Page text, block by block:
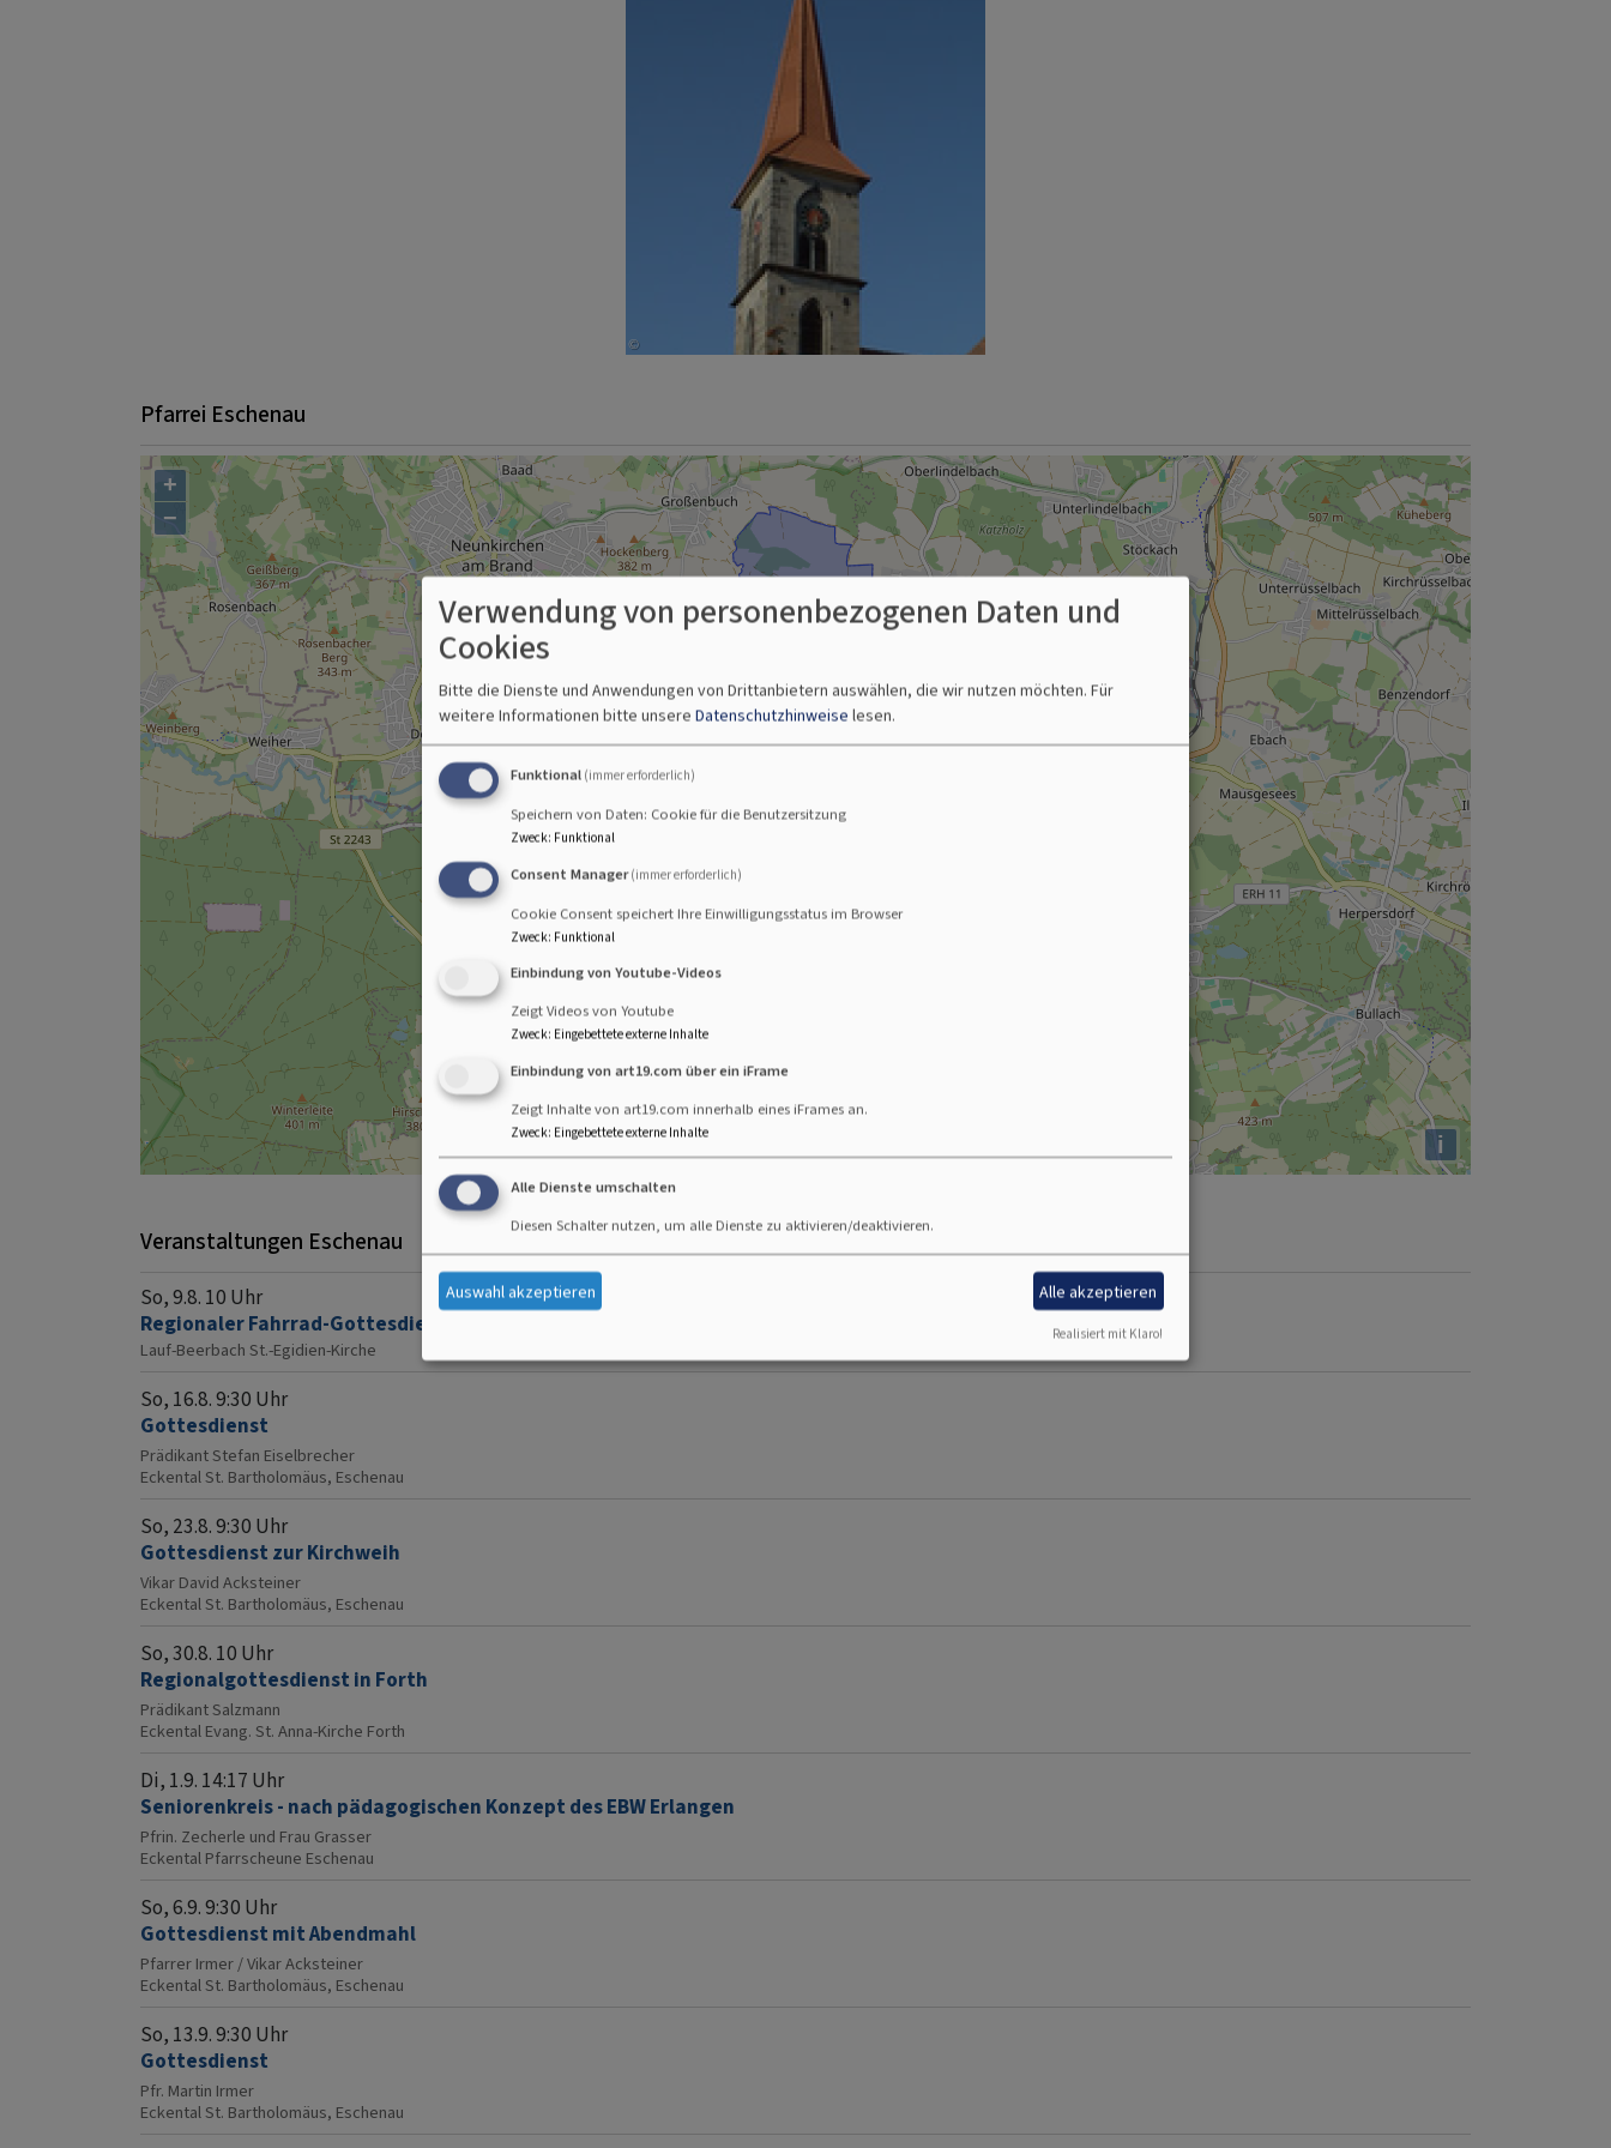
Pfarrei Eschenau
+
−
i
Veranstaltungen Eschenau
So, 9.8. 10 Uhr
Regionaler Fahrrad-Gottesdienst, anschl. Kirchenkaffee
Lauf-Beerbach St.-Egidien-Kirche
So, 16.8. 9:30 Uhr
Gottesdienst
Prädikant Stefan Eiselbrecher
EckentalSt. Bartholomäus, Eschenau
So, 23.8. 9:30 Uhr
Gottesdienst zur Kirchweih
Vikar David Acksteiner
EckentalSt. Bartholomäus, Eschenau
So, 30.8. 10 Uhr
Regionalgottesdienst in Forth
Prädikant Salzmann
Eckental Evang. St. Anna-Kirche Forth
Di, 1.9. 14:17 Uhr
Seniorenkreis - nach pädagogischen Konzept des EBW Erlangen
Pfrin. Zecherle und Frau Grasser
Eckental Pfarrscheune Eschenau
So, 6.9. 9:30 Uhr
Gottesdienst mit Abendmahl
Pfarrer Irmer / Vikar Acksteiner
EckentalSt. Bartholomäus, Eschenau
So, 13.9. 9:30 Uhr
Gottesdienst
Pfr. Martin Irmer
EckentalSt. Bartholomäus, Eschenau
Verwendung von personenbezogenen Daten und
Cookies
Bitte die Dienste und Anwendungen von Drittanbietern auswählen, die wir nutzen möchten. Für
weitere Informationen bitte unsere Datenschutzhinweise lesen.
Funktional (immer erforderlich)
Speichern von Daten: Cookie für die Benutzersitzung
Zweck: Funktional
Consent Manager (immer erforderlich)
Cookie Consent speichert Ihre Einwilligungsstatus im Browser
Zweck: Funktional
Einbindung von Youtube-Videos
Zeigt Videos von Youtube
Zweck: Eingebettete externe Inhalte
Einbindung von art19.com über ein iFrame
Zeigt Inhalte von art19.com innerhalb eines iFrames an.
Zweck: Eingebettete externe Inhalte
Alle Dienste umschalten
Diesen Schalter nutzen, um alle Dienste zu aktivieren/deaktivieren.
Auswahl akzeptieren Alle akzeptieren
Realisiert mit Klaro!